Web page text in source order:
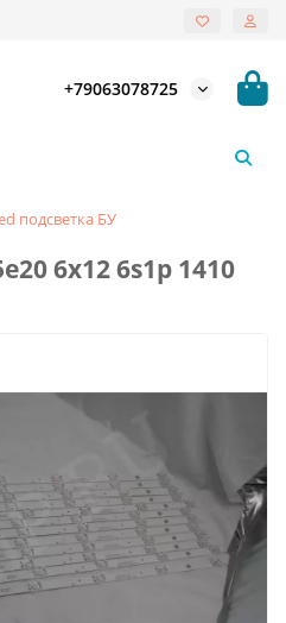
+79063078725
подсветка БУ
6x12 6s1p 1410